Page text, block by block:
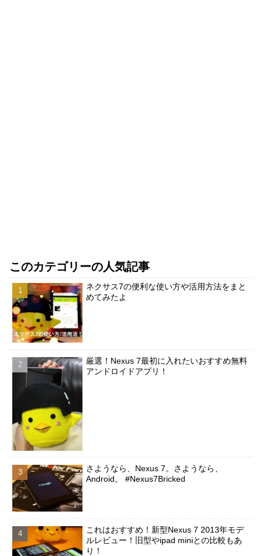
このカテゴリーの人気記事
ネクサス7の便利な使い方や活用方法をまと
めてみたよ
厳選！Nexus 7最初に入れたいおすすめ無料
アンドロイドアプリ！
さようなら、Nexus 7。さようなら、
Android。 #Nexus7Bricked
これはおすすめ！新型Nexus 7 2013年モデ
ルレビュー！旧型やipad miniとの比較もあ
り！